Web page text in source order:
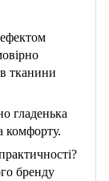
тканини
гладенька
комфорту.
бренду